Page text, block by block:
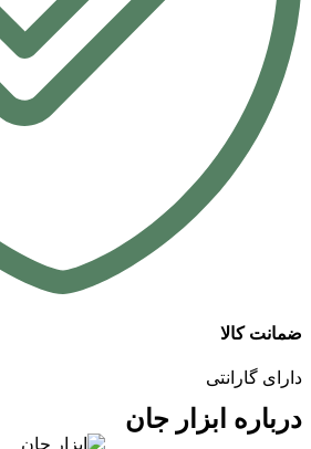
ضمانت کالا
دارای گارانتی
درباره ابزار جان